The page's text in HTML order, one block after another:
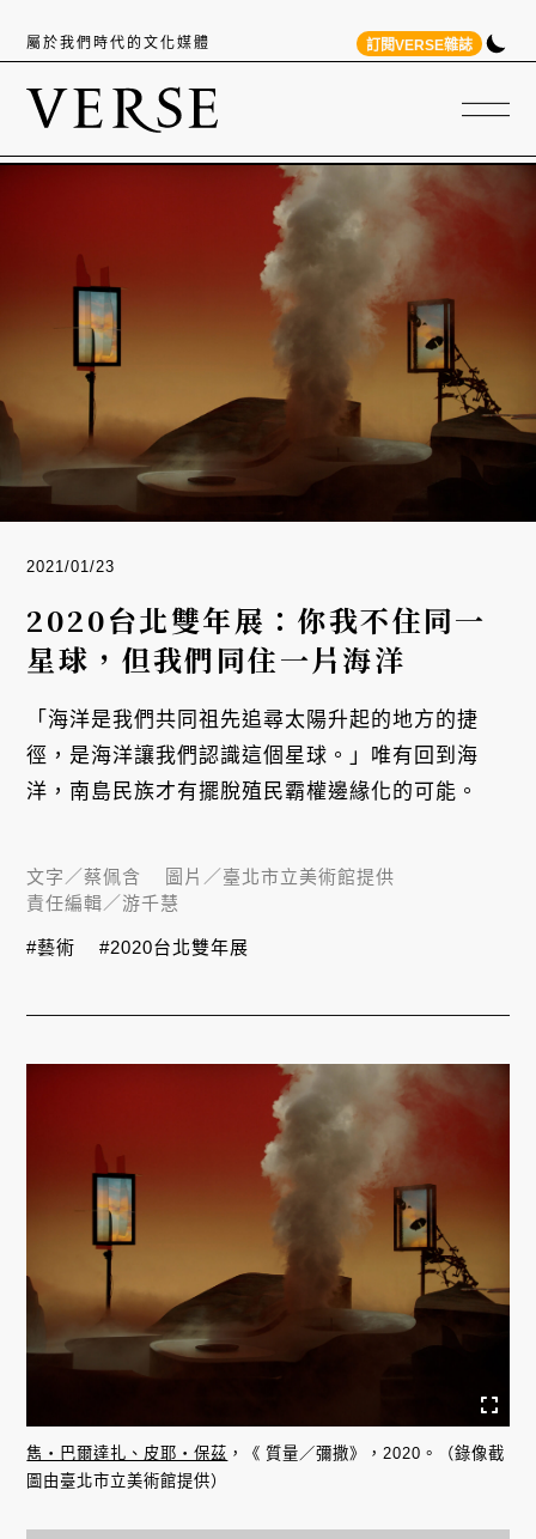
屬於我們時代的文化媒體 訂閱VERSE雜誌
2021/01/23
2020台北雙年展：你我不住同一
星球，但我們同住一片海洋
「海洋是我們共同祖先追尋太陽升起的地方的捷
徑，是海洋讓我們認識這個星球。」唯有回到海
洋，南島民族才有擺脫殖民霸權邊緣化的可能。
雋・巴爾達扎、皮耶・保茲 ，《 質量／彌撒》，2020。（錄像截
圖由臺北市立美術館提供）
文字／蔡佩含 圖片／臺北市立美術館提供
責任編輯／游千慧
#藝術 #2020台北雙年展